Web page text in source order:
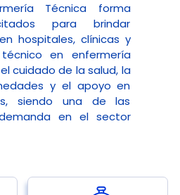
Técnica forma
para brindar
hospitales, clínicas y
en enfermería
cuidado de la salud, la
y el apoyo en
siendo una de las
en el sector